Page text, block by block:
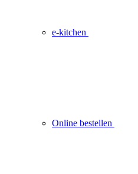
e-kitchen
Online bestellen